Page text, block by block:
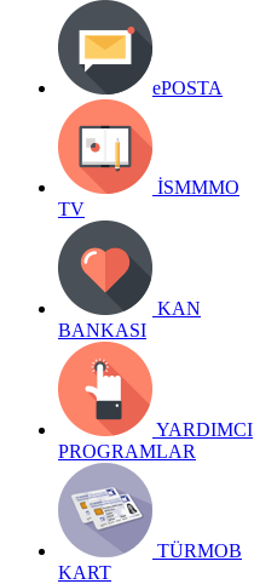
ePOSTA
İSMMMO
TV
KAN
BANKASI
YARDIMCI
PROGRAMLAR
TÜRMOB
KART